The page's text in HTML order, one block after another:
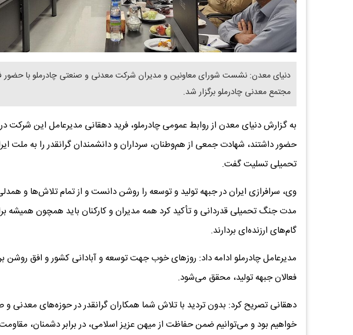
دنیای معدن: نشست شورای معاونین و مدیران شرکت معدنی و صنعتی چادرملو با حضور
مجتمع معدنی چادرملو برگزار شد.
به گزارش دنیای معدن از روابط عمومی چادرملو، فرید دهقانی مدیرعامل این شرکت
حضور داشتند، شهادت جمعی از هم‌وطنان، سرداران و دانشمندان گرانقدر را به ملت
تحمیلی تسلیت گفت.
وی، سرافرازی ایران در جبهه تولید و توسعه را روشن دانست و از تمام تلاش‌ها و
مدت جنگ تحمیلی قدردانی و تأکید کرد همه مدیران و کارکنان باید همچون همیشه
گام‌های ارزنده‌ای بردارند.
مدیرعامل چادرملو ادامه داد: روزهای خوب جهت توسعه و آبادانی کشور و افق روشن
فعالان جبهه تولید، محقق می‌شود.
دهقانی تصریح کرد: بدون تردید با تلاش شما همکاران گرانقدر در حوزه‌های معدنی
خواهیم بود و می‌توانیم ضمن حفاظت از میهن عزیز اسلامی، در برابر دشمنان،